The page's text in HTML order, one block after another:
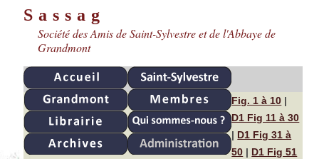
Sassag
Société des Amis de Saint-Sylvestre et de l'Abbaye de
Grandmont
Fig. 1 à 10 |
D1 Fig 11 à 30
| D1 Fig 31 à
50 | D1 Fig 51